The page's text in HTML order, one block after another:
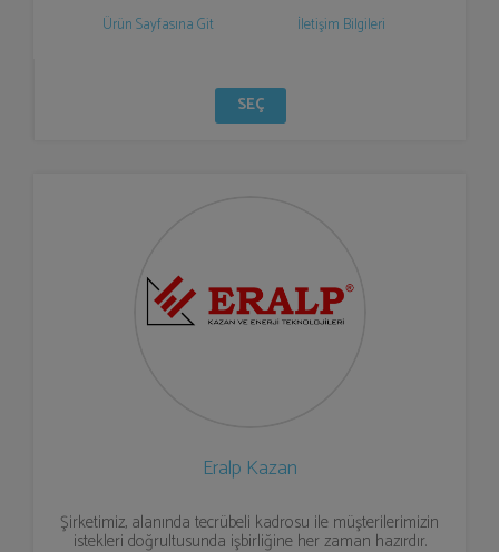
Ürün Sayfasına Git İletişim Bilgileri
SEÇ
Eralp Kazan
Şirketimiz, alanında tecrübeli kadrosu ile müşterilerimizin
istekleri doğrultusunda işbirliğine her zaman hazırdır.